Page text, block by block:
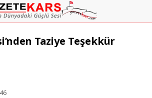
Taziye Teşekkür